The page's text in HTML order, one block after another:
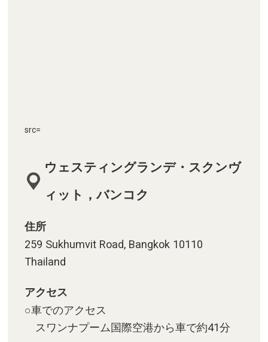
src=
ウェスティングランデ・スクンヴ
ィット，バンコク
住所
259 Sukhumvit Road, Bangkok 10110
Thailand
アクセス
○車でのアクセス
スワンナプーム国際空港から車で約41分